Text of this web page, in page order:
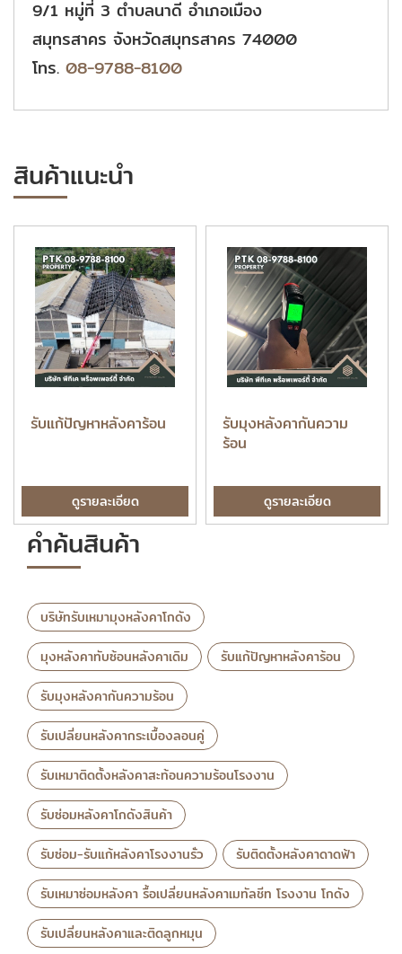
9/1 หมู่ที่ 3 ตำบลนาดี อำเภอเมือง
สมุทรสาคร จังหวัดสมุทรสาคร 74000
โทร. 08-9788-8100
สินค้าแนะนำ
รับแก้ปัญหาหลังคาร้อน
ดูรายละเอียด
รับมุงหลังคากันความ
ร้อน
ดูรายละเอียด
คำค้นสินค้า
บริษัทรับเหมามุงหลังคาโกดัง
มุงหลังคาทับซ้อนหลังคาเดิม
รับแก้ปัญหาหลังคาร้อน
รับมุงหลังคากันความร้อน
รับเปลี่ยนหลังคากระเบื้องลอนคู่
รับเหมาติดตั้งหลังคาสะท้อนความร้อนโรงงาน
รับซ่อมหลังคาโกดังสินค้า
รับซ่อม-รับแก้หลังคาโรงงานรั่ว
รับติดตั้งหลังคาดาดฟ้า
รับเหมาซ่อมหลังคา รื้อเปลี่ยนหลังคาเมทัลชีท โรงงาน โกดัง
รับเปลี่ยนหลังคาและติดลูกหมุน